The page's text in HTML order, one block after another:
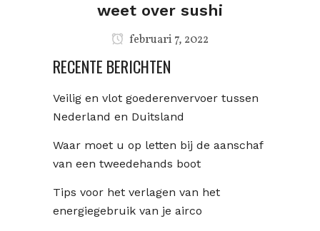
weet over sushi
februari 7, 2022
RECENTE BERICHTEN
Veilig en vlot goederenvervoer tussen
Nederland en Duitsland
Waar moet u op letten bij de aanschaf
van een tweedehands boot
Tips voor het verlagen van het
energiegebruik van je airco